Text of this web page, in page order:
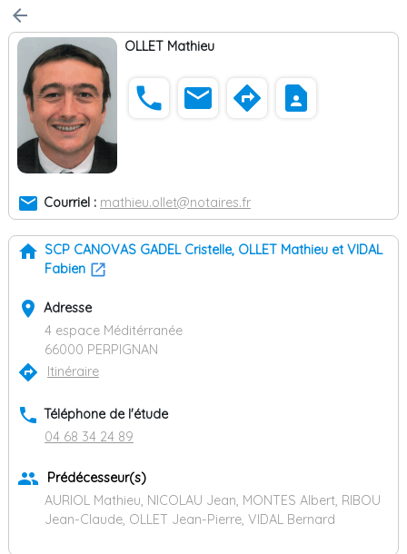
arrow_back
OLLET Mathieu
phone email directions contact_page
email Courriel : mathieu.ollet@notaires.fr
home SCP CANOVAS GADEL Cristelle, OLLET Mathieu et VIDAL
Fabien
place Adresse
4 espace Méditérranée
66000 PERPIGNAN
directions Itinéraire
phone Téléphone de l'étude
04 68 34 24 89
group
Prédécesseur(s)
AURIOL Mathieu, NICOLAU Jean, MONTES Albert, RIBOU
Jean-Claude, OLLET Jean-Pierre, VIDAL Bernard